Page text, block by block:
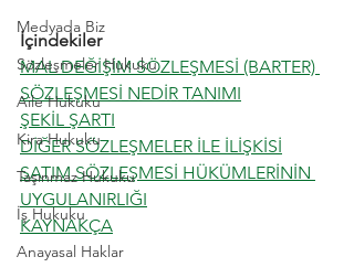
Medyada Biz
Sözleşmeler Hukuku
Aile Hukuku
Kira Hukuku
Taşınmaz Hukuku
İş Hukuku
Anayasal Haklar
İçindekiler
MAL DEĞİŞİM SÖZLEŞMESİ (BARTER)
SÖZLEŞMESİ NEDİR TANIMI
ŞEKİL ŞARTI
DİĞER SÖZLEŞMELER İLE İLİŞKİSİ
SATIM SÖZLEŞMESİ HÜKÜMLERİNİN
UYGULANIRLIĞI
KAYNAKÇA